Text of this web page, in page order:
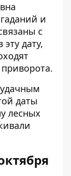
и
с
дату,
удачным
даты
лесных